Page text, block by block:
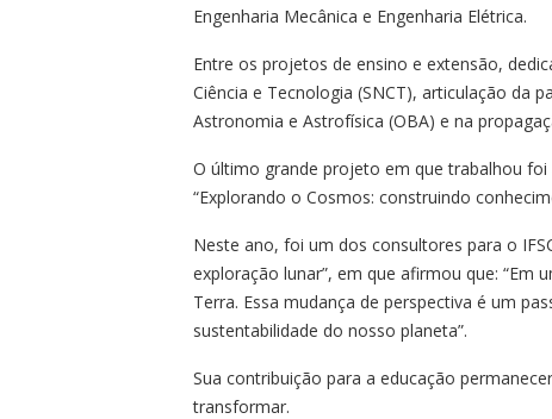
Engenharia Mecânica e Engenharia Elétrica.
Entre os projetos de ensino e extensão,
Ciência e Tecnologia (SNCT), articulação da
Astronomia e Astrofísica (OBA) e na
O último grande projeto em que trabalhou
“Explorando o Cosmos: construindo
Neste ano, foi um dos consultores para o
exploração lunar”, em que afirmou que:
Terra. Essa mudança de perspectiva é um
sustentabilidade do nosso planeta”.
Sua contribuição para a educação
transformar.